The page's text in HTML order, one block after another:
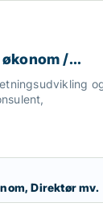
/
/
Direktør mv.